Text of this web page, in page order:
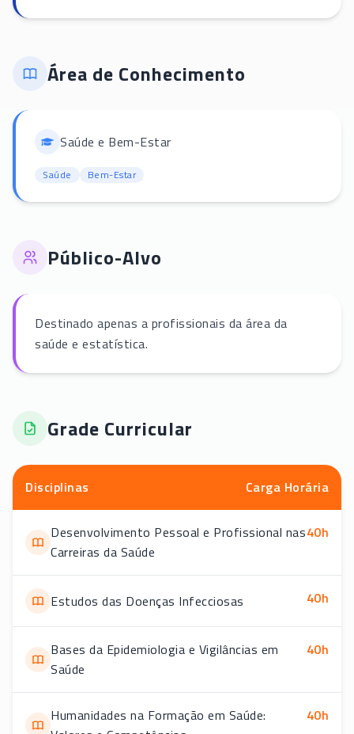
Área de Conhecimento
Saúde e Bem-Estar
Saúde Bem-Estar
Público-Alvo
Destinado apenas a profissionais da área da
saúde e estatística.
Grade Curricular
Disciplinas Carga Horária
Desenvolvimento Pessoal e Profissional nas
Carreiras da Saúde
40h
Estudos das Doenças Infecciosas 40h
Bases da Epidemiologia e Vigilâncias em
Saúde
40h
Humanidades na Formação em Saúde:
40h